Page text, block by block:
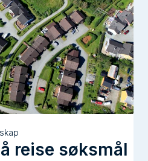
reise søksmål